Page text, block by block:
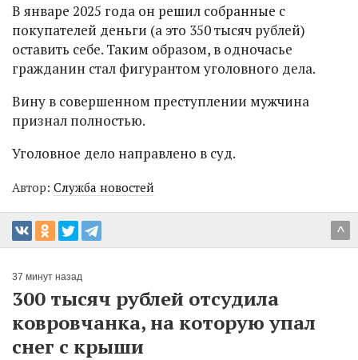
В январе 2025 года он решил собранные с
покупателей деньги (а это 350 тысяч рублей)
оставить себе. Таким образом, в одночасье
гражданин стал фигурантом уголовного дела.
Вину в совершенном преступлении мужчина
признал полностью.
Уголовное дело направлено в суд.
Автор: Служба новостей
^
37 минут назад
300 тысяч рублей отсудила
ковровчанка, на которую упал
снег с крыши